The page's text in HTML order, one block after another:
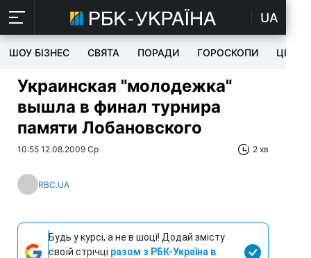
UA
ШОУ БІЗНЕС СВЯТА ПОРАДИ ГОРОСКОПИ ЦІКАВЕ
Украинская "молодежка"
вышла в финал турнира
памяти Лобановского
10:55 12.08.2009 Ср 2 хв
RBC.UA
Будь у курсі, а не в шоці! Додай змісту
своїй стрічці разом з РБК-Україна в